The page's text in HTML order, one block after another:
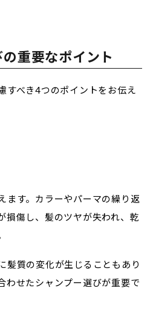
重要なポイント
すべき4つのポイントをお伝え
ます。カラーやパーマの繰り返
損傷し、髪のツヤが失われ、乾
髪質の変化が生じることもあり
わせたシャンプー選びが重要で